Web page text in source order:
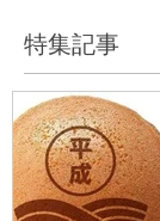
特集記事